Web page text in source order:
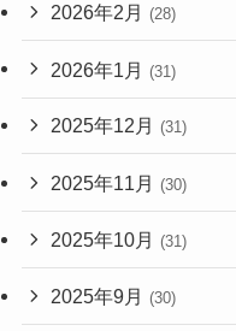
2026年2月 (28)
2026年1月 (31)
2025年12月 (31)
2025年11月 (30)
2025年10月 (31)
2025年9月 (30)